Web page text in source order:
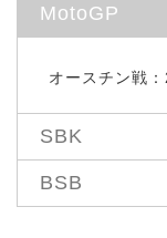
MotoGP
オースチン戦
SBK
BSB